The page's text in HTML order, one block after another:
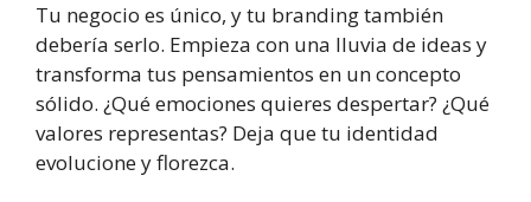
Tu negocio es único, y tu branding también
debería serlo. Empieza con una lluvia de ideas y
transforma tus pensamientos en un concepto
sólido. ¿Qué emociones quieres despertar? ¿Qué
valores representas? Deja que tu identidad
evolucione y florezca.